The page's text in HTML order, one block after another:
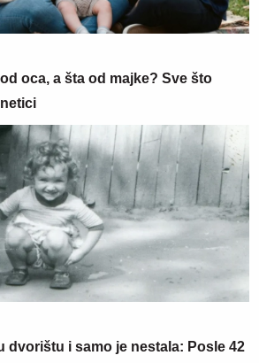
oca, a šta od majke? Sve što
dvorištu i samo je nestala: Posle 42